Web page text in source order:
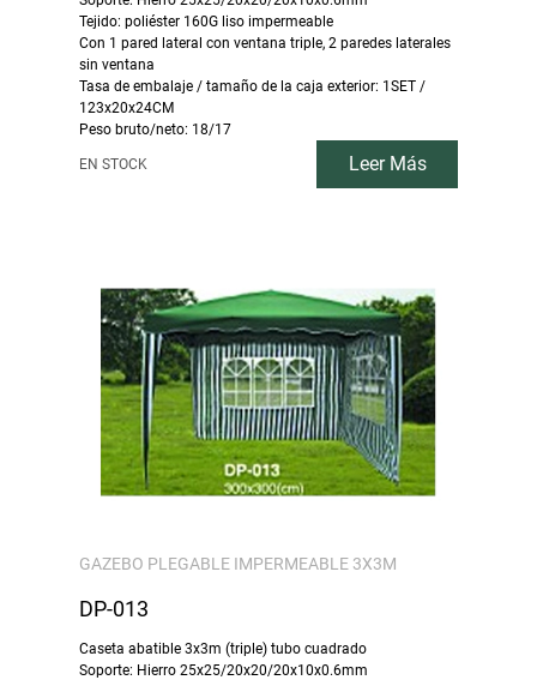
Tejido: poliéster 160G liso impermeable
Con 1 pared lateral con ventana triple, 2 paredes laterales
sin ventana
Tasa de embalaje / tamaño de la caja exterior: 1SET /
123x20x24CM
Peso bruto/neto: 18/17
EN STOCK Leer Más
GAZEBO PLEGABLE IMPERMEABLE 3X3M
DP-013
Caseta abatible 3x3m (triple) tubo cuadrado
Soporte: Hierro 25x25/20x20/20x10x0.6mm